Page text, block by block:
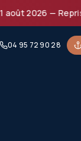
2026 —
04 95 72 90 28